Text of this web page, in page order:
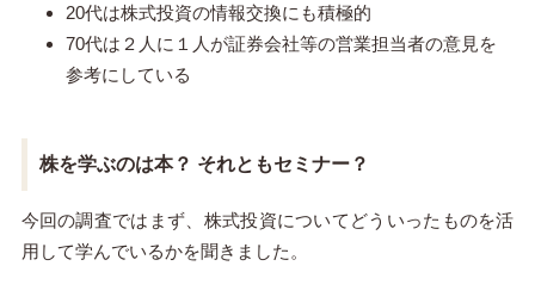
20代は株式投資の情報交換にも積極的
70代は２人に１人が証券会社等の営業担当者の意見を
参考にしている
株を学ぶのは本？ それともセミナー？
今回の調査ではまず、株式投資についてどういったものを活
用して学んでいるかを聞きました。